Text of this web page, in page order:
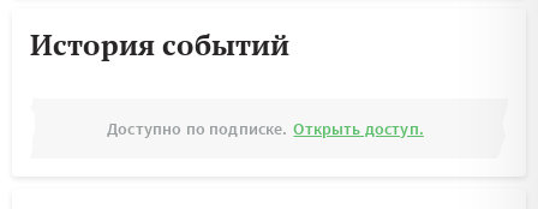
История событий
Доступно по подписке. Открыть доступ.